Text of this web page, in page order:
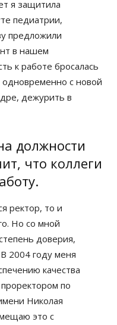
я защитила
педиатрии,
предложили
в нашем
к работе бросалась
одновременно с новой
дежурить в
должности
что коллеги
ректор, то и
Но со мной
доверия,
2004 году меня
качества
по
Николая
это с